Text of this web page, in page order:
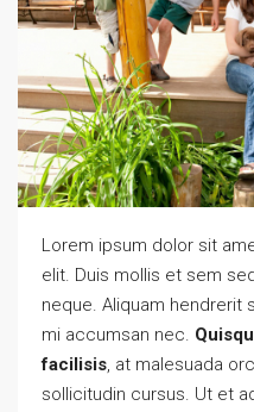
Lorem ipsum dolor sit
elit. Duis mollis et sem
neque. Aliquam hendrerit
mi accumsan nec.
facilisis, at malesuada
sollicitudin cursus. Ut et